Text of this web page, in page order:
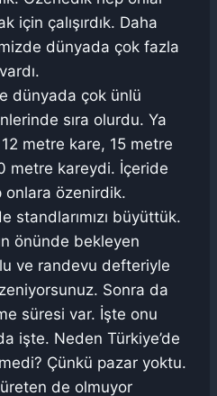
için çalışırdık. Daha
dünyada çok fazla
dünyada çok ünlü
sıra olurdu. Ya
metre kare, 15 metre
metre kareydi. İçeride
onlara özenirdik.
standlarımızı büyüttük.
önünde bekleyen
ve randevu defteriyle
Sonra da
süresi var. İşte onu
işte. Neden Türkiye’de
Çünkü pazar yoktu.
üreten de olmuyor